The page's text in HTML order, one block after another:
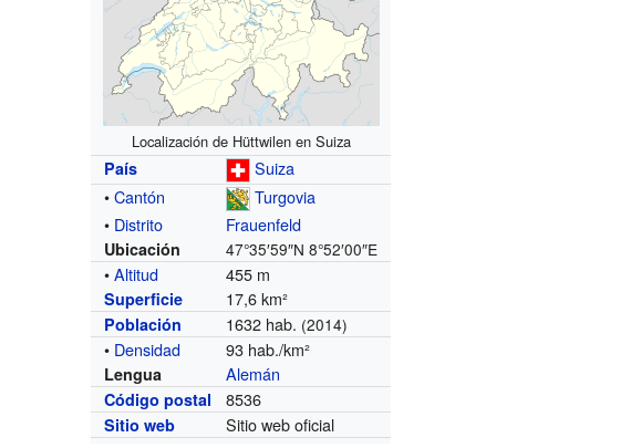
Localización de Hüttwilen en Suiza
País
Suiza
•Cantón
Turgovia
• Distrito Frauenfeld
Ubicación 47°35′59″N 8°52′00″E
•Altitud 455 m
Superficie 17,6 km²
Población 1632 hab. (2014)
• Densidad 93 hab./km²
Lengua Alemán
Código postal 8536
Sitio web Sitio web oficial